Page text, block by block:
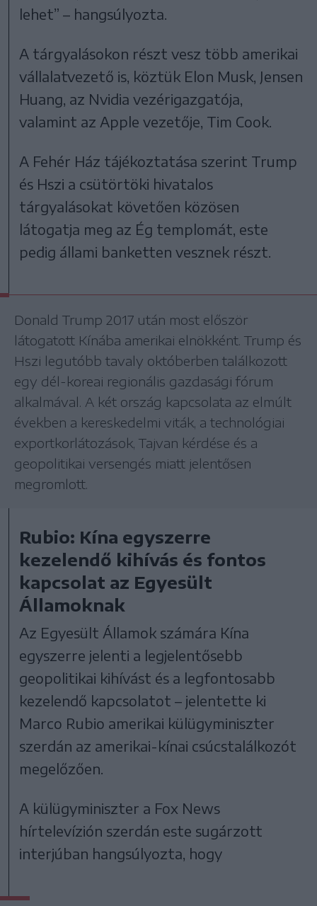
lehet” – hangsúlyozta.
A tárgyalásokon részt vesz több amerikai
vállalatvezető is, köztük Elon Musk, Jensen
Huang, az Nvidia vezérigazgatója,
valamint az Apple vezetője, Tim Cook.
A Fehér Ház tájékoztatása szerint Trump
és Hszi a csütörtöki hivatalos
tárgyalásokat követően közösen
látogatja meg az Ég templomát, este
pedig állami banketten vesznek részt.
Donald Trump 2017 után most először
látogatott Kínába amerikai elnökként. Trump és
Hszi legutóbb tavaly októberben találkozott
egy dél-koreai regionális gazdasági fórum
alkalmával. A két ország kapcsolata az elmúlt
években a kereskedelmi viták, a technológiai
exportkorlátozások, Tajvan kérdése és a
geopolitikai versengés miatt jelentősen
megromlott.
Rubio: Kína egyszerre
kezelendő kihívás és fontos
kapcsolat az Egyesült
Államoknak
Az Egyesült Államok számára Kína
egyszerre jelenti a legjelentősebb
geopolitikai kihívást és a legfontosabb
kezelendő kapcsolatot – jelentette ki
Marco Rubio amerikai külügyminiszter
szerdán az amerikai-kínai csúcstalálkozót
megelőzően.
A külügyminiszter a Fox News
hírtelevízión szerdán este sugárzott
interjúban hangsúlyozta, hogy